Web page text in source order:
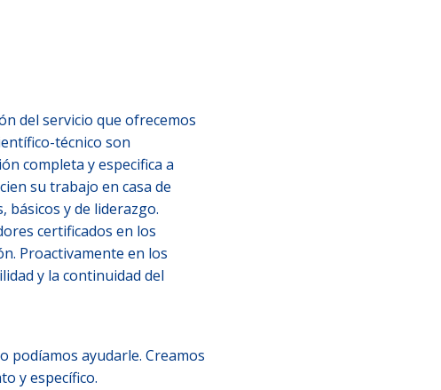
del servicio que ofrecemos
técnico son
completa y especifica a
su trabajo en casa de
básicos y de liderazgo.
certificados en los
Proactivamente en los
y la continuidad del
podíamos ayudarle. Creamos
y específico.